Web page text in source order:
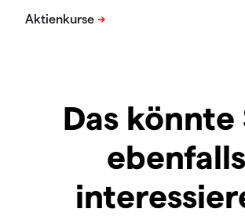
Das könnte
ebenfalls